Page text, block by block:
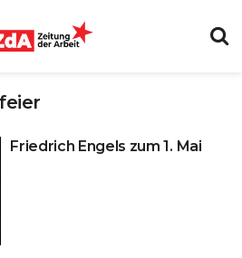
Friedrich Engels zum 1. Mai